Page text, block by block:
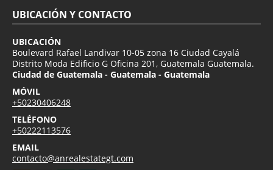
UBICACIÓN Y CONTACTO
UBICACIÓN
Boulevard Rafael Landivar 10-05 zona 16 Ciudad Cayalá
Distrito Moda Edificio G Oficina 201, Guatemala Guatemala.
Ciudad de Guatemala - Guatemala - Guatemala
MÓVIL
+50230406248
TELÉFONO
+50222113576
EMAIL
contacto@anrealestategt.com